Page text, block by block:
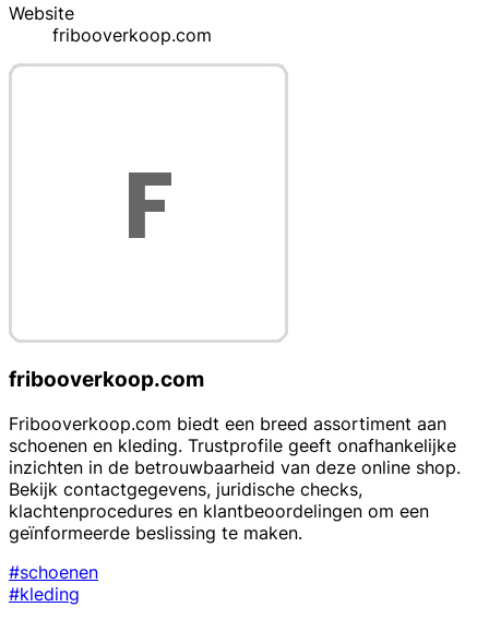
Website
fribooverkoop.com
fribooverkoop.com
Fribooverkoop.com biedt een breed assortiment aan
schoenen en kleding. Trustprofile geeft onafhankelijke
inzichten in de betrouwbaarheid van deze online shop.
Bekijk contactgegevens, juridische checks,
klachtenprocedures en klantbeoordelingen om een
geïnformeerde beslissing te maken.
#schoenen
#kleding